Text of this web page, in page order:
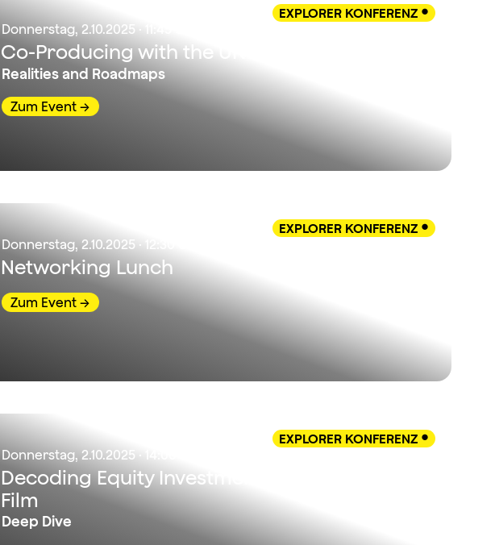
EXPLORER KONFERENZ 
Donnerstag, 2.10.2025 · 11:45 Uhr
Co-Producing with the UK
Realities and Roadmaps
Zum Event
EXPLORER KONFERENZ 
Donnerstag, 2.10.2025 · 12:30 Uhr
Networking Lunch
Zum Event
EXPLORER KONFERENZ 
Donnerstag, 2.10.2025 · 14:00 Uhr
Decoding Equity Investment in European
Film
Deep Dive